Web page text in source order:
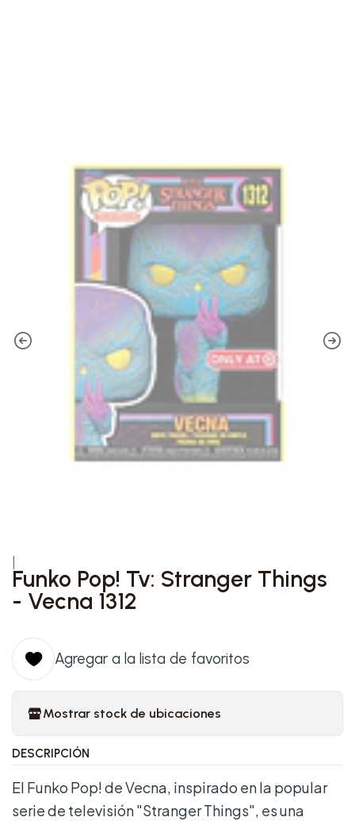
Funko Pop! Tv: Stranger Things
- Vecna 1312
Agregar a la lista de favoritos
Mostrar stock de ubicaciones
DESCRIPCIÓN
El Funko Pop! de Vecna, inspirado en la popular
serie de televisión "Stranger Things", es una